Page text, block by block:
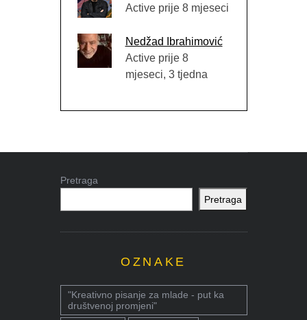
Active prije 8 mjeseci
Nedžad Ibrahimović
Active prije 8
mjeseci, 3 tjedna
Pretraga
Pretraga
OZNAKE
"Kreativno pisanje za mlade - put ka
društvenoj promjeni"